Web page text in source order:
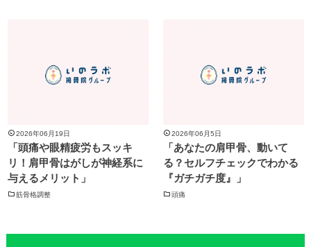
2026年06月19日
「頭痛や眼精疲労もスッキ
リ！肩甲骨はがしが神経系に
与えるメリット」
筋骨格調整
2026年06月5日
「あなたの肩甲骨、動いて
る？セルフチェックでわかる
『ガチガチ度』」
頭痛